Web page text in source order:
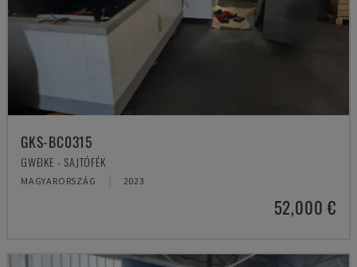
GKS-BC0315
GWEIKE - SAJTÓFÉK
MAGYARORSZÁG 2023
52,000 €